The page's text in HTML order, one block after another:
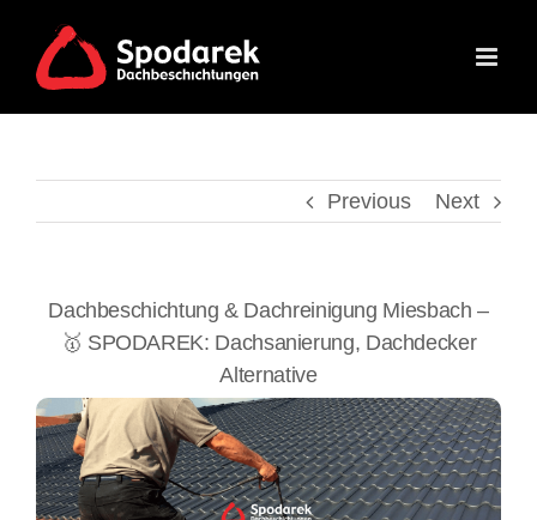
content
Previous Next
Dachbeschichtung & Dachreinigung Miesbach –
🥇 SPODAREK: Dachsanierung, Dachdecker
Alternative